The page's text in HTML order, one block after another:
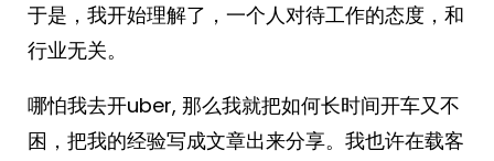
于是，我开始理解了，一个人对待工作的态度，和
行业无关。
哪怕我去开uber, 那么我就把如何长时间开车又不
困，把我的经验写成文章出来分享。我也许在载客